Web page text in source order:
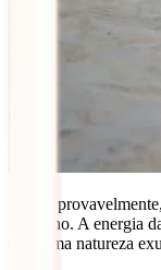
Bali é,
moderno. A energia
com uma natureza